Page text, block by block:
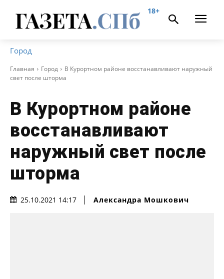
18+
Город
Главная Город
В Курортном районе восстанавливают наружный
свет после шторма
В Курортном районе
восстанавливают
наружный свет после
шторма
25.10.2021 14:17 Александра Мошкович